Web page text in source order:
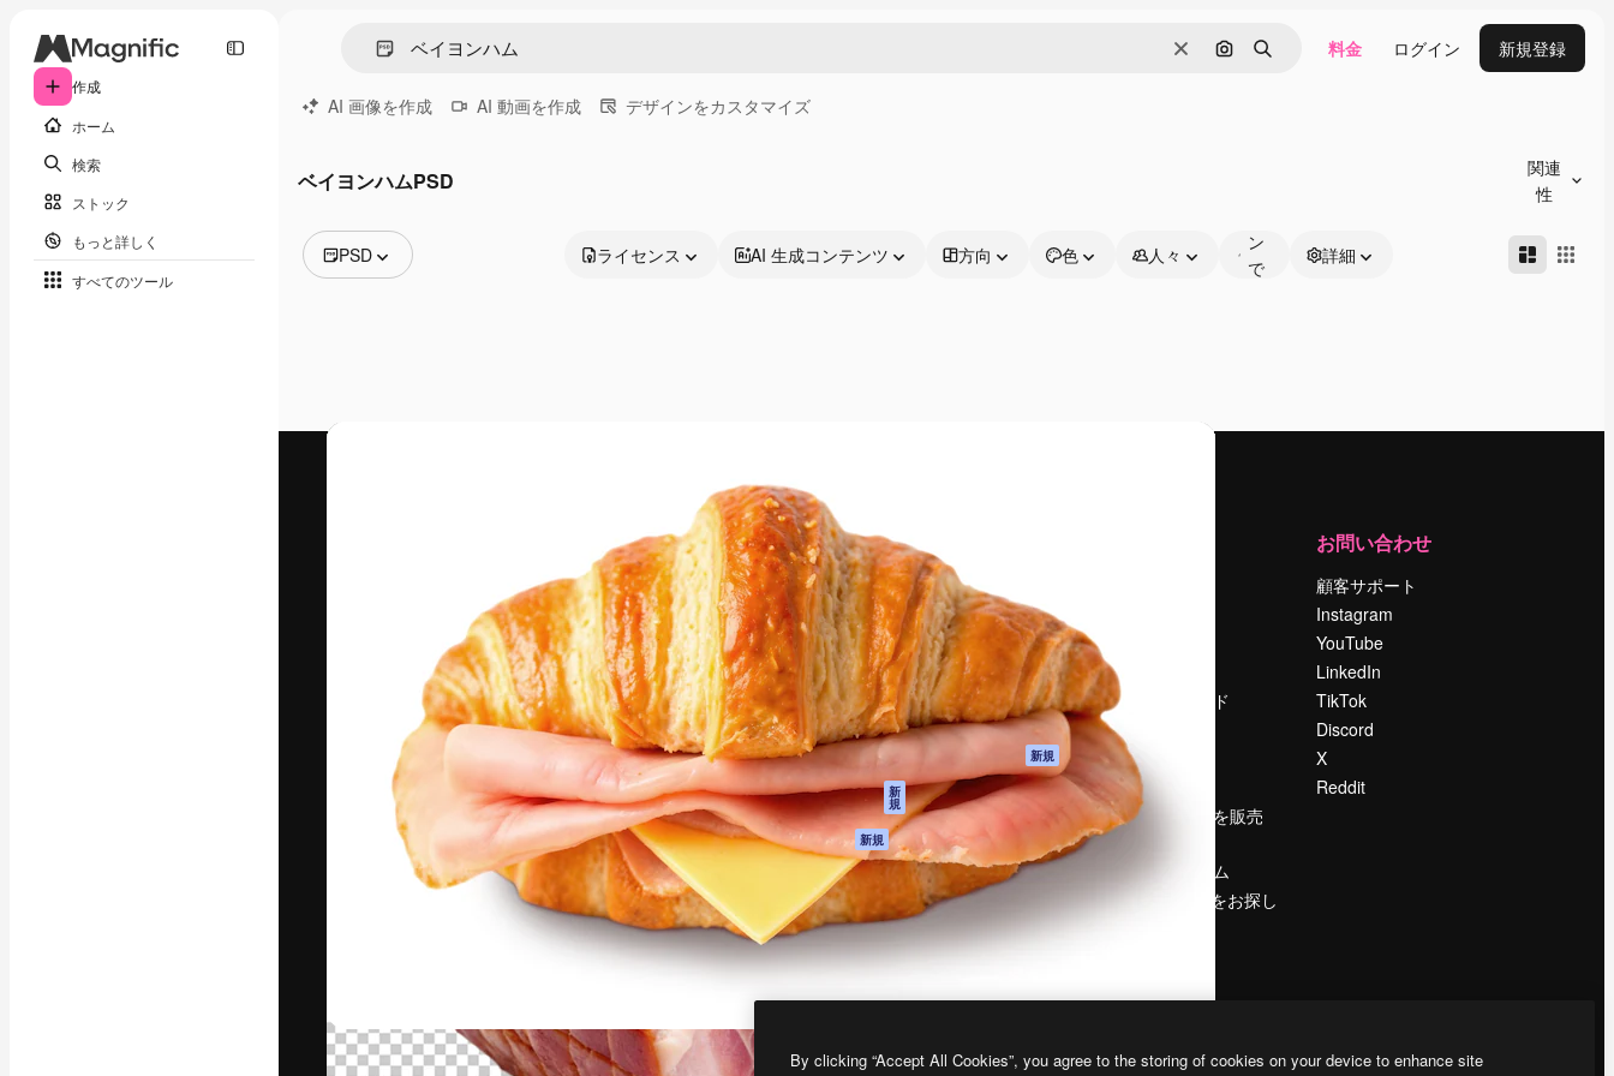
作成
ホーム
検索
ストック
もっと詳しく
すべてのツール
消去 画像で検索
検索 料金 ログイン 新規登録
AI 画像を作成 AI 動画を作成 デザインをカスタマイズ
ベイヨンハムPSD
関連
性
PSD
動画
ライセンス AI 生成コンテンツ 方向 色 人々
ン
で
詳細
最高のクリエイティブ制作を導くためのプラ
ットフォーム。クリエイター、企業、代理
店、スタジオを含む100万人以上が利用して
います。
日本語
製品
Spaces
AI アシスタント
AI 画像生成ツール
AI 動画生成ツール
AI 音声合成ツール
ストックコンテン
ツ
Claude/ChatGPT
向けMCP
新
規
エージェント 新規
モバイルアプリ
すべてのMagnificツ
ール
Academy
ドキュメント
サポート
利用規約
プライバシーポリ
シー
オリジナル
新規
クッキーポリシー
トラストセンター
アフィリエイト
法人向け
検索トレンド
イベント
Slidesgo
コンテンツを販売
プレスルーム
magnific.aiをお探し
お問い合わせ
顧客サポート
Instagram
YouTube
LinkedIn
TikTok
Discord
X
Reddit
Copyright © 2010-2026Freepik Company S.L.U.無断複写・転載を禁じます
By clicking “Accept All Cookies”, you agree to the storing of cookies on your device to enhance site